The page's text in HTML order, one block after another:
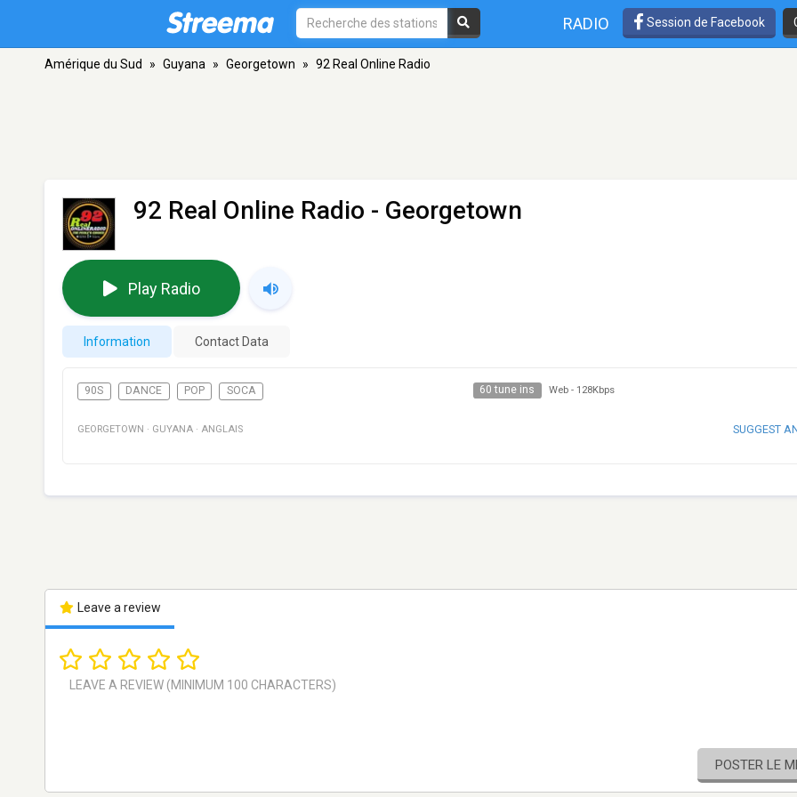
RADIO Session de Facebook
Amérique du Sud » Guyana » Georgetown » 92 Real Online Radio
92 Real Online Radio - Georgetown
Play Radio
Information Contact Data
90S DANCE POP SOCA 60 tune ins Web - 128Kbps
GEORGETOWN · GUYANA · ANGLAIS SUGGEST
Leave a review
POSTER LE